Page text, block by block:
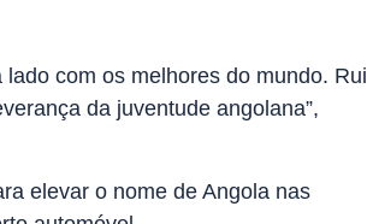
com os melhores do mundo. Rui
da juventude angolana”,
elevar o nome de Angola nas